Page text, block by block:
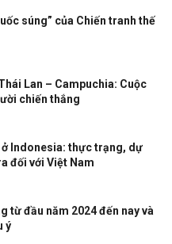
súng” của Chiến tranh thế
Lan – Campuchia: Cuộc
chiến thắng
ở Indonesia: thực trạng, dự
đối với Việt Nam
từ đầu năm 2024 đến nay và
ý